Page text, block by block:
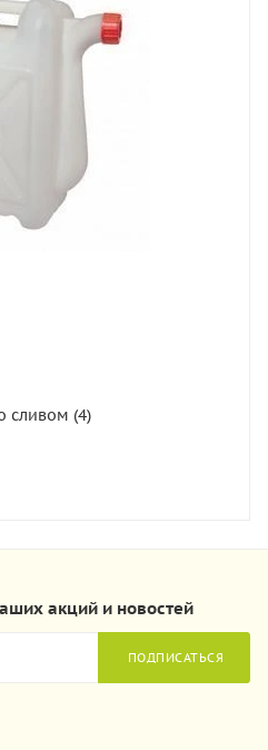
сливом (4)
акций и новостей
ПОДПИСАТЬСЯ